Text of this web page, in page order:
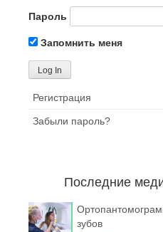
Пароль
Запомнить меня
Регистрация
Забыли пароль?
Последние
зубов